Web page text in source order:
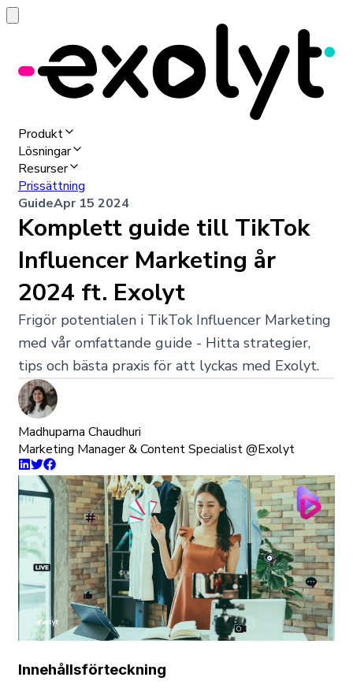
Produkt
Lösningar
Resurser
Prissättning
GuideApr 15 2024
Komplett guide till TikTok
Influencer Marketing år
2024 ft. Exolyt
Frigör potentialen i TikTok Influencer Marketing
med vår omfattande guide - Hitta strategier,
tips och bästa praxis för att lyckas med Exolyt.
Madhuparna Chaudhuri
Marketing Manager & Content Specialist @Exolyt
Innehållsförteckning